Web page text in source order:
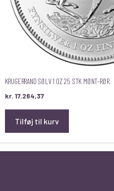
KRUGERRAND SØLV 1 OZ 25 STK MØNT-RØR
kr. 17.264,37
Tilføj til kurv